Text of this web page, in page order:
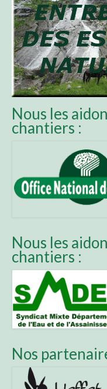
Trekking
Le tour du
Brame du
Chantiers
Contact
Nous les
chantiers :
Nous les
chantiers :
Nos